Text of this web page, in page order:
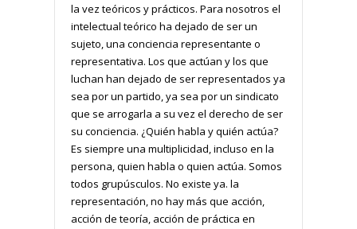
la vez teóricos y prácticos. Para nosotros el
intelectual teórico ha dejado de ser un
sujeto, una conciencia representante o
representativa. Los que actúan y los que
luchan han dejado de ser representados ya
sea por un partido, ya sea por un sindicato
que se arrogarla a su vez el derecho de ser
su conciencia. ¿Quién habla y quién actúa?
Es siempre una multiplicidad, incluso en la
persona, quien habla o quien actúa. Somos
todos grupúsculos. No existe ya. la
representación, no hay más que acción,
acción de teoría, acción de práctica en